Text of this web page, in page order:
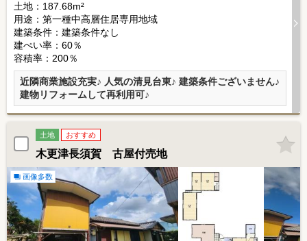
土地：187.68m²
用途：第一種中高層住居専用地域
建築条件： 建築条件なし
建ぺい率：60％
容積率：200％
近隣商業施設充実♪ 人気の清見台東♪ 建築条件ございません♪
建物リフォームして再利用可♪
土地 おすすめ
木更津長須賀 古屋付売地
画像多数